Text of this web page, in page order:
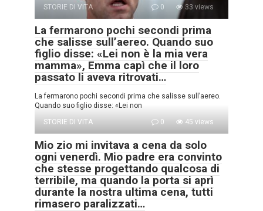
STORIE DI VITA 0 33 views
La fermarono pochi secondi prima
che salisse sull’aereo. Quando suo
figlio disse: «Lei non è la mia vera
mamma», Emma capì che il loro
passato li aveva ritrovati…
La fermarono pochi secondi prima che salisse sull’aereo.
Quando suo figlio disse: «Lei non
STORIE DI VITA
0 45 views
Mio zio mi invitava a cena da solo
ogni venerdì. Mio padre era convinto
che stesse progettando qualcosa di
terribile, ma quando la porta si aprì
durante la nostra ultima cena, tutti
rimasero paralizzati…